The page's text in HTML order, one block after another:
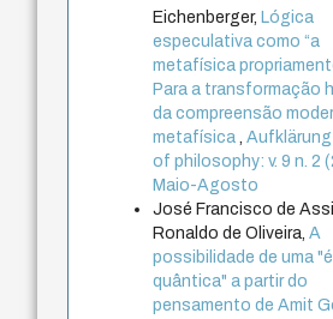
Eichenberger, Lógica
especulativa como “a
metafísica
Para a transformação
da compreensão
metafísica,
of philosophy: v. 9 n. 2
Maio-Agosto
José Francisco de
Ronaldo de Oliveira,A
possibilidade de uma
quântica" a partir do
pensamento de Amit